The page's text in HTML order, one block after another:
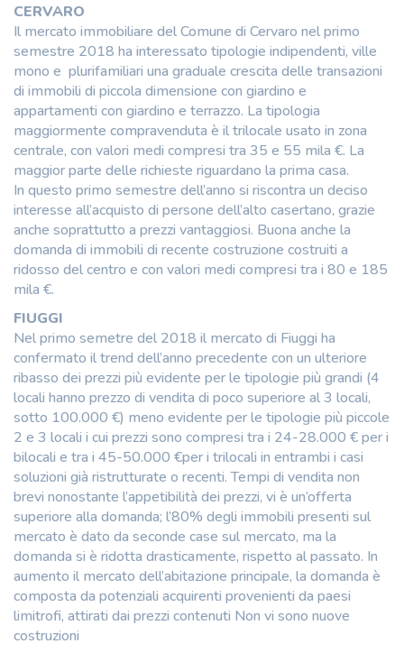
CERVARO
Il mercato immobiliare del Comune di Cervaro nel primo
semestre 2018 ha interessato tipologie indipendenti, ville
mono e plurifamiliari una graduale crescita delle transazioni
di immobili di piccola dimensione con giardino e
appartamenti con giardino e terrazzo. La tipologia
maggiormente compravenduta è il trilocale usato in zona
centrale, con valori medi compresi tra 35 e 55 mila €. La
maggior parte delle richieste riguardano la prima casa.
In questo primo semestre dell’anno si riscontra un deciso
interesse all’acquisto di persone dell’alto casertano, grazie
anche soprattutto a prezzi vantaggiosi. Buona anche la
domanda di immobili di recente costruzione costruiti a
ridosso del centro e con valori medi compresi tra i 80 e 185
mila €.
FIUGGI
Nel primo semetre del 2018 il mercato di Fiuggi ha
confermato il trend dell’anno precedente con un ulteriore
ribasso dei prezzi più evidente per le tipologie più grandi (4
locali hanno prezzo di vendita di poco superiore al 3 locali,
sotto 100.000 €) meno evidente per le tipologie più piccole
2 e 3 locali i cui prezzi sono compresi tra i 24-28.000 € per i
bilocali e tra i 45-50.000 €per i trilocali in entrambi i casi
soluzioni già ristrutturate o recenti. Tempi di vendita non
brevi nonostante l’appetibilità dei prezzi, vi è un’offerta
superiore alla domanda; l’80% degli immobili presenti sul
mercato è dato da seconde case sul mercato, ma la
domanda si è ridotta drasticamente, rispetto al passato. In
aumento il mercato dell’abitazione principale, la domanda è
composta da potenziali acquirenti provenienti da paesi
limitrofi, attirati dai prezzi contenuti Non vi sono nuove
costruzioni